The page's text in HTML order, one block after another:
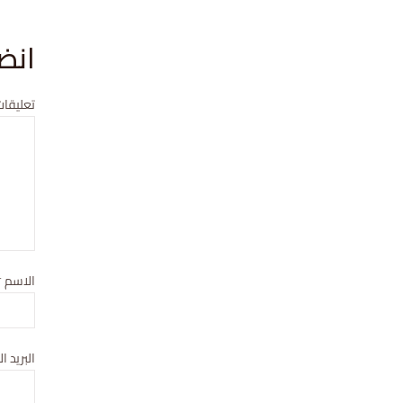
الاسم
البريد